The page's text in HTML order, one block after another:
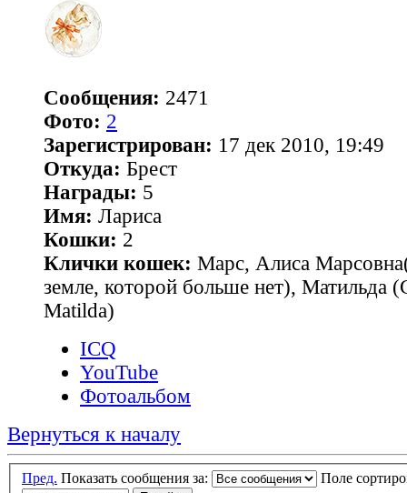
Сообщения: 2471
Фото: 2
Зарегистрирован: 17 дек 2010, 19:49
Откуда: Брест
Награды: 5
Имя: Лариса
Кошки: 2
Клички кошек: Марс, Алиса
земле, которой больше нет), Матильда
Matilda)
ICQ
YouTube
Фотоальбом
Вернуться к началу
Пред. Показать сообщения за: Поле